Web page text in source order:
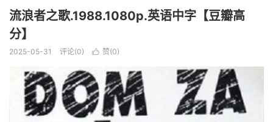
流浪者之歌.1988.1080p.英语中字【豆瓣高
分】
2025-05-31 评论(0)  赞(0)